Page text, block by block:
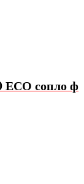
ЕСО сопло ф